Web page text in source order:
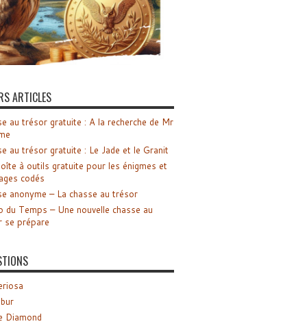
ARTICLES
au trésor gratuite : A la recherche de Mr
au trésor gratuite : Le Jade et le Granit
à outils gratuite pour les énigmes et
codés
anonyme – La chasse au trésor
du Temps – Une nouvelle chasse au
se prépare
Diamond